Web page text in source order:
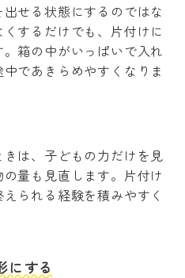
せる状態にするのではな
するだけでも、片付けに
箱の中がいっぱいで入れ
であきらめやすくなりま
は、子どもの力だけを見
量も見直します。片付け
られる経験を積みやすく
にする